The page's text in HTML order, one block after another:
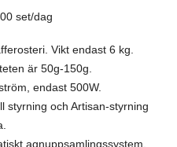
set/dag
Vikt endast 6 kg.
är 50g-150g.
endast 500W.
styrning och Artisan-styrning
agnuppsamlingssystem.